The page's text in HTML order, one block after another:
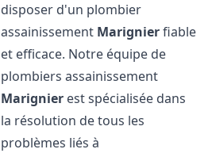
disposer d'un plombier
assainissement Marignierfiable
et efficace. Notre équipe de
plombiers assainissement
Marignier est spécialisée dans
la résolution de tous les
problèmes liés à